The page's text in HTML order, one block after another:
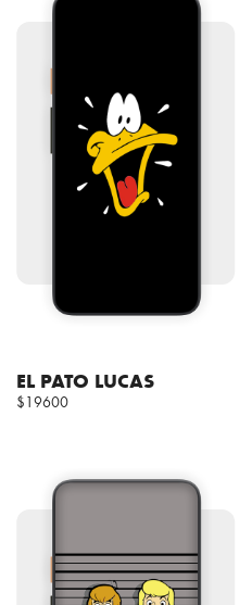
EL PATO LUCAS
$19600